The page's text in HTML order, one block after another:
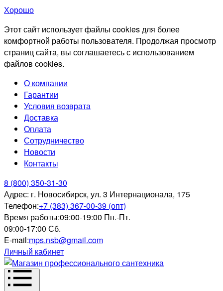
Хорошо
Этот сайт использует файлы cookies для более
комфортной работы пользователя. Продолжая просмотр
страниц сайта, вы соглашаетесь с использованием
файлов cookies.
О компании
Гарантии
Условия возврата
Доставка
Оплата
Сотрудничество
Новости
Контакты
8 (800) 350-31-30
Адрес: г. Новосибирск, ул. 3 Интернационала, 175
Телефон:+7 (383) 367-00-39 (опт)
Время работы:09:00-19:00 Пн.-Пт.
09:00-17:00 Сб.
E-mail:mps.nsb@gmail.com
Личный кабинет